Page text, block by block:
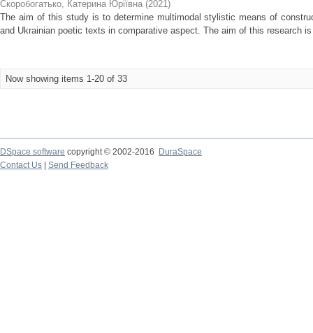
Скоробогатько, Катерина Юріївна (2021)
The aim of this study is to determine multimodal stylistic means of
and Ukrainian poetic texts in comparative aspect. The aim of this research
Now showing items 1-20 of 33
DSpace software copyright © 2002-2016
DuraSpace
Contact Us
Send Feedback